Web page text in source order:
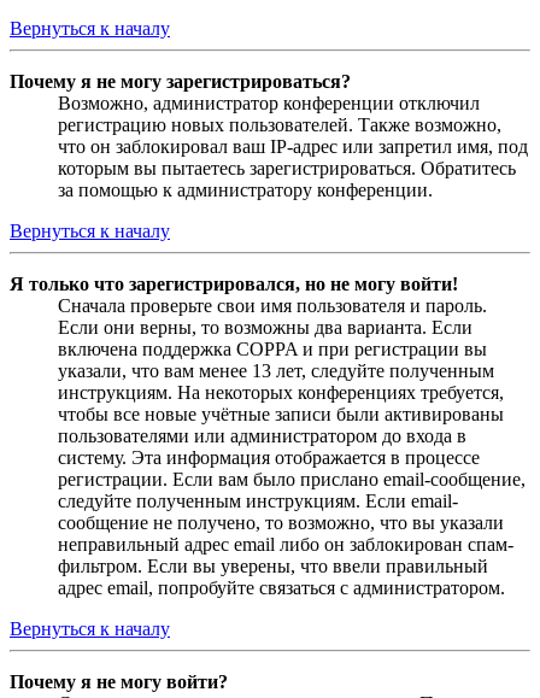
Вернуться к началу
Почему я не могу зарегистрироваться?
Возможно, администратор конференции отключил
регистрацию новых пользователей. Также возможно,
что он заблокировал ваш IP-адрес или запретил имя, под
которым вы пытаетесь зарегистрироваться. Обратитесь
за помощью к администратору конференции.
Вернуться к началу
Я только что зарегистрировался, но не могу войти!
Сначала проверьте свои имя пользователя и пароль.
Если они верны, то возможны два варианта. Если
включена поддержка COPPA и при регистрации вы
указали, что вам менее 13 лет, следуйте полученным
инструкциям. На некоторых конференциях требуется,
чтобы все новые учётные записи были активированы
пользователями или администратором до входа в
систему. Эта информация отображается в процессе
регистрации. Если вам было прислано email-сообщение,
следуйте полученным инструкциям. Если email-
сообщение не получено, то возможно, что вы указали
неправильный адрес email либо он заблокирован спам-
фильтром. Если вы уверены, что ввели правильный
адрес email, попробуйте связаться с администратором.
Вернуться к началу
Почему я не могу войти?